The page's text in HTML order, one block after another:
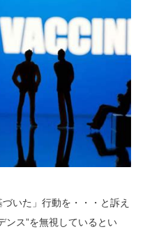
いた」行動を・・・と訴え
ンス”を無視しているとい